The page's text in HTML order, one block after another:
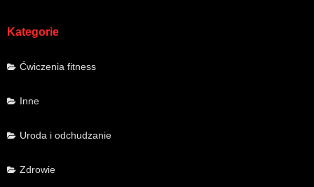
Kategorie
Ćwiczenia fitness
Inne
Uroda i odchudzanie
Zdrowie